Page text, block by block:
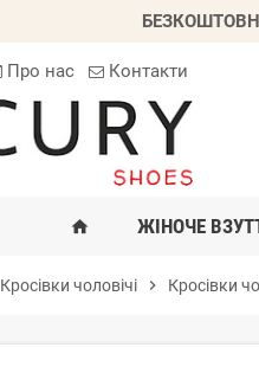
Про нас Контакти
home ЖІНОЧЕ
Кросівки чоловічі chevron_right Кросівки